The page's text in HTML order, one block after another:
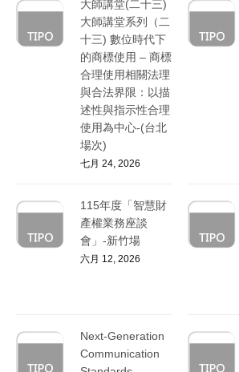
大師講堂(二十三)
大師講堂系列（二
十三) 數位時代下
的商標使用 – 商標
合理使用相關法理
與合法界限：以描
述性與指示性合理
使用為中心-(台北
場次)
七月 24, 2026
115年度「智慧財
產權業務座談
會」-新竹場
六月 12, 2026
Next-Generation
Communication